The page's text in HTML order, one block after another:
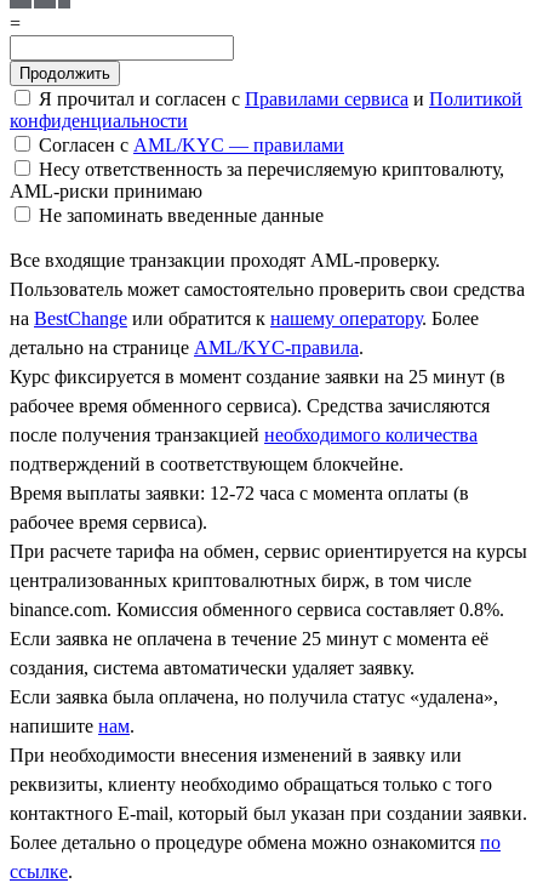
=
Я прочитал и согласен с Правилами сервиса и Политикой
конфиденциальности
Согласен с AML/KYC — правилами
Несу ответственность за перечисляемую криптовалюту,
AML-риски принимаю
Не запоминать введенные данные
Все входящие транзакции проходят AML-проверку.
Пользователь может самостоятельно проверить свои средства
на BestChange или обратится к нашему оператору. Более
детально на странице AML/KYC-правила.
Курс фиксируется в момент создание заявки на 25 минут (в
рабочее время обменного сервиса). Средства зачисляются
после получения транзакцией необходимого количества
подтверждений в соответствующем блокчейне.
Время выплаты заявки: 12-72 часа с момента оплаты (в
рабочее время сервиса).
При расчете тарифа на обмен, сервис ориентируется на курсы
централизованных криптовалютных бирж, в том числе
binance.com. Комиссия обменного сервиса составляет 0.8%.
Если заявка не оплачена в течение 25 минут с момента её
создания, система автоматически удаляет заявку.
Если заявка была оплачена, но получила статус «удалена»,
напишите нам.
При необходимости внесения изменений в заявку или
реквизиты, клиенту необходимо обращаться только с того
контактного Е-mail, который был указан при создании заявки.
Более детально о процедуре обмена можно ознакомится по
ссылке.